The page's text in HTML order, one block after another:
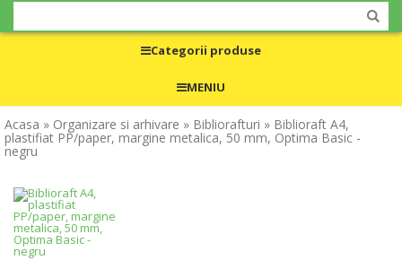
Categorii produse
MENIU
Acasa » Organizare si arhivare » Bibliorafturi » Biblioraft A4,
plastifiat PP/paper, margine metalica, 50 mm, Optima Basic -
negru